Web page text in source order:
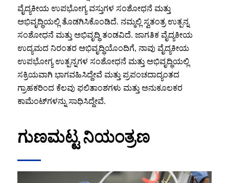
ವೈದ್ಯಕೀಯ ಉಪಭೋಗ್ಯ ವಸ್ತುಗಳ ಸಂಶೋಧನೆ ಮತ್ತು
ಅಭಿವೃದ್ಧಿಯಲ್ಲಿ ತೊಡಗಿಸಿಕೊಂಡಿದೆ. ನಮ್ಮಲ್ಲಿ ಸ್ವತಂತ್ರ ಉತ್ಪನ್ನ
ಸಂಶೋಧನೆ ಮತ್ತು ಅಭಿವೃದ್ಧಿ ತಂಡವಿದೆ. ಜಾಗತಿಕ ವೈದ್ಯಕೀಯ
ಉದ್ಯಮದ ನಿರಂತರ ಅಭಿವೃದ್ಧಿಯೊಂದಿಗೆ, ನಾವು ವೈದ್ಯಕೀಯ
ಉಪಭೋಗ್ಯ ಉತ್ಪನ್ನಗಳ ಸಂಶೋಧನೆ ಮತ್ತು ಅಭಿವೃದ್ಧಿಯಲ್ಲಿ
ಸಕ್ರಿಯವಾಗಿ ಭಾಗವಹಿಸಿದ್ದೇವೆ ಮತ್ತು ಪ್ರಪಂಚದಾದ್ಯಂತದ
ಗ್ರಾಹಕರಿಂದ ಕೆಲವು ಫಲಿತಾಂಶಗಳು ಮತ್ತು ಅನುಕೂಲಕರ
ಕಾಮೆಂಟ್‌ಗಳನ್ನು ಸಾಧಿಸಿದ್ದೇವೆ.
ಗುಣಮಟ್ಟ ನಿಯಂತ್ರಣ